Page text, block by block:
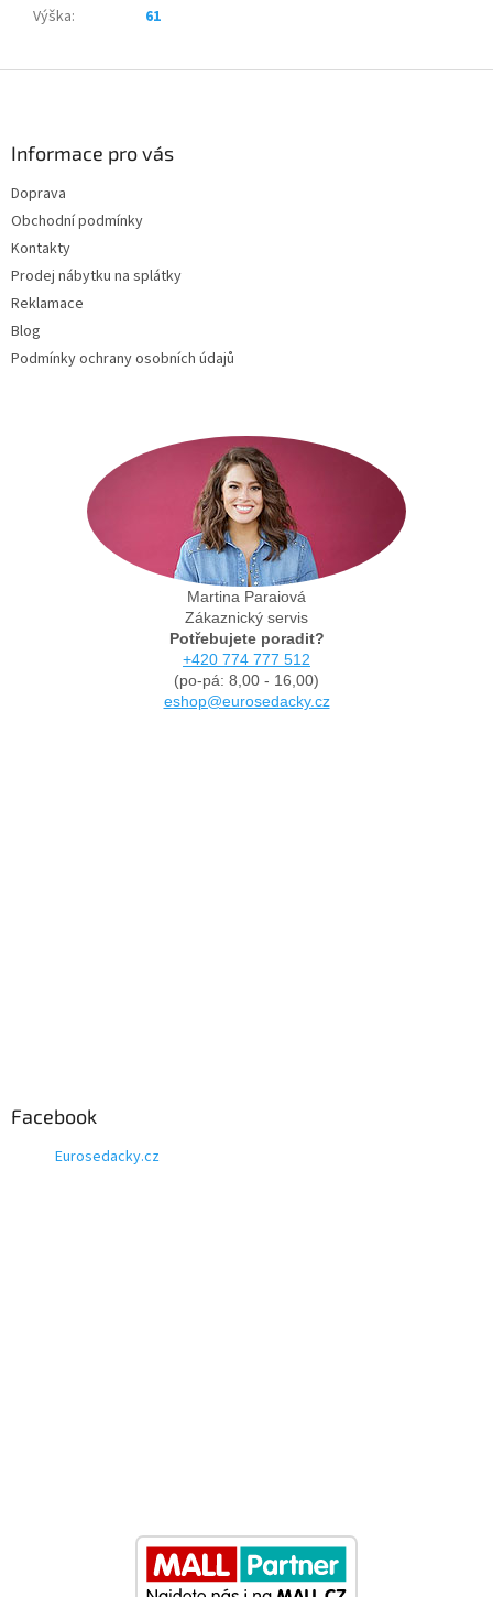
Výška: 61
Informace pro vás
Doprava
Obchodní podmínky
Kontakty
Prodej nábytku na splátky
Reklamace
Blog
Podmínky ochrany osobních údajů
Martina Paraiová
Zákaznický servis
Potřebujete poradit?
+420 774 777 512
(po-pá: 8,00 - 16,00)
eshop@eurosedacky.cz
Facebook
Eurosedacky.cz